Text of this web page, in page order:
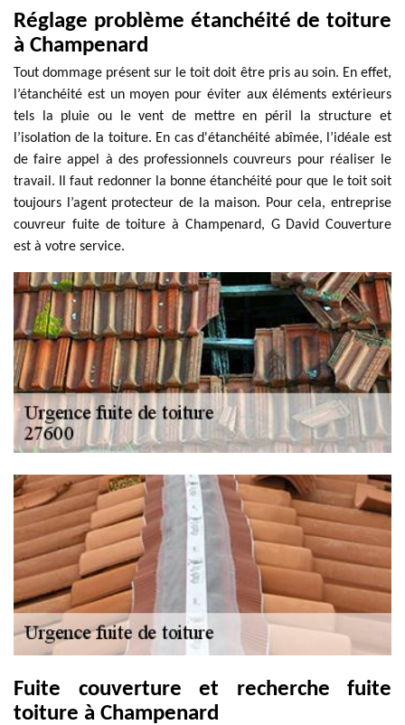
Réglage problème étanchéité de toiture
à Champenard
Tout dommage présent sur le toit doit être pris au soin. En effet,
l’étanchéité est un moyen pour éviter aux éléments extérieurs
tels la pluie ou le vent de mettre en péril la structure et
l’isolation de la toiture. En cas d'étanchéité abîmée, l’idéale est
de faire appel à des professionnels couvreurs pour réaliser le
travail. Il faut redonner la bonne étanchéité pour que le toit soit
toujours l’agent protecteur de la maison. Pour cela, entreprise
couvreur fuite de toiture à Champenard, G David Couverture
est à votre service.
Fuite couverture et recherche fuite
toiture à Champenard